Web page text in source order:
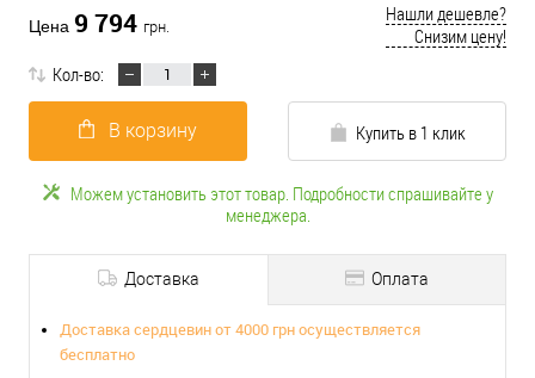
Цена 9 794 грн.
Нашли дешевле?
Снизим цену!
Кол-во:
В корзину Купить в 1 клик
Можем установить этот товар. Подробности спрашивайте у
менеджера.
Доставка Оплата
Доставка сердцевин от 4000 грн осуществляется
бесплатно